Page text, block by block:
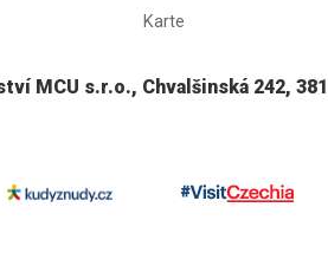
Karte
MCU s.r.o., Chvalšinská 242,